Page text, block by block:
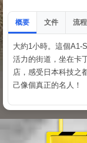
概要 文件 流程
大約1小時。這個A1-
活力的街道，坐在卡
店，感受日本科技之
己像個真正的名人！